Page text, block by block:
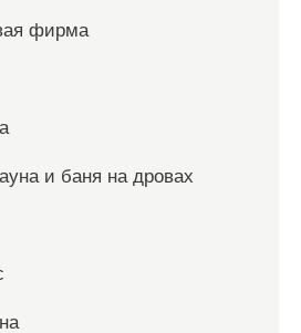
фирма
и баня на дровах